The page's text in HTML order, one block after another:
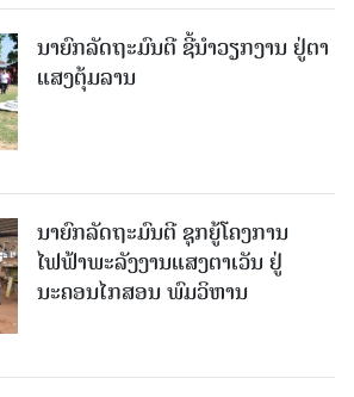
ນາຍົກລັດຖະມົນຕີ ຊີ້ນຳວຽກງານ ຢູ່ຕາ
ແສງຕຸ້ມລານ
ນາຍົກລັດຖະມົນຕີ ຊຸກຍູ້ໂຄງການ
ໄຟຟ້າພະລັງງານແສງຕາເວັນ ຢູ່
ນະຄອນໄກສອນ ພົມວິຫານ